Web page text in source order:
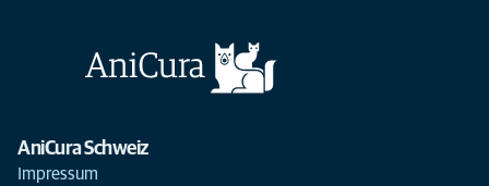
AniCura Schweiz
Impressum